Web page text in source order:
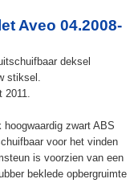
Aveo 04.2008-
deksel
stiksel.
2011.
zwart ABS
voor het vinden
is voorzien van een
beklede opbergruimte